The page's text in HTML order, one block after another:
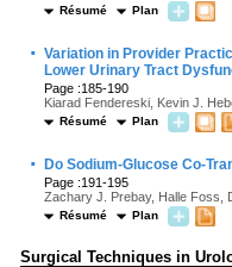
Résumé Plan
· Variation in Provider
Lower Urinary Tract
Page :185-190
Kiarad Fendereski, Kevin J.
Résumé Plan
· Do Sodium-Glucose Co-
Page :191-195
Zachary J. Prebay, Halle Foss,
Résumé Plan
Surgical Techniques in